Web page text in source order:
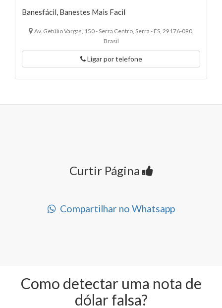
Banesfácil, Banestes Mais Facil
Av. Getúlio Vargas, 150 - Serra Centro, Serra - ES, 29176-090,
Brasil
Ligar por telefone
Curtir Página
Compartilhar no Whatsapp
Como detectar uma nota de
dólar falsa?